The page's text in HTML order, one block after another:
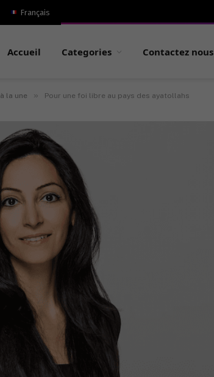
Français
Accueil Categories Contactez nous
à la une » Pour une foi libre au pays des ayatollahs